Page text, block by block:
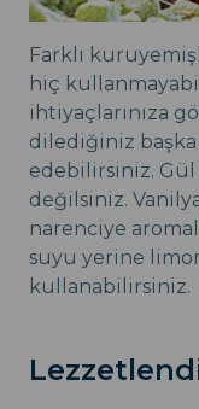
Farklı
hiç
ihtiyaçlarınıza
dilediğiniz
edebilirsiniz.
değilsiniz.
narenciye
suyu yerine
kullanabilirsiniz.